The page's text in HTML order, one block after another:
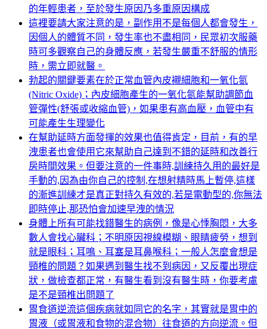
的年輕患者，至於發生原因乃多重原因構成
這裡要請大家注意的是，副作用不是每個人都會發生，
因個人的體質不同，發生率也不盡相同，民眾初次服藥
時可多觀察自己的身體反應，若發生嚴重不舒服的情形
時，需立即就醫。
勃起的關鍵要素在於正常血管內皮襯細胞和一氧化氮
(Nitric Oxide)；內皮細胞產生的一氧化氮能幫助調節血
管彈性(舒張或收縮血管)，如果患有高血壓，血管中有
可能產生生理變化
在幫助延時方面發揮的效果也值得肯定，目前，有的早
洩患者也會使用它來幫助自己達到不錯的延時和改善行
房時間效果。但要注意的一件事時,訓練持久用的最好是
手動的,因為由你自己的控制,在想射精時馬上暫停,這樣
的漸進訓練才是真正對持久有效的,若是電動型的,你無法
即時停止,那恐怕會加速早洩的情況
身體上所有可能找錯醫生的病例，像是心悸胸悶，大多
數人會找心臟科；不明原因視線模糊、眼睛疲勞，想到
就是眼科；耳鳴、耳塞是耳鼻喉科；一般人怎麼會想是
頸椎的問題？如果遇到醫生找不到病因，又反覆出現症
狀，做檢查都正常，有醫生看到沒有醫生時，你要考慮
是不是頸椎出問題了
胃食道逆流這個疾病就如同它的名字，其實就是胃中的
胃液（或胃液和食物的混合物）往食道的方向逆流。但